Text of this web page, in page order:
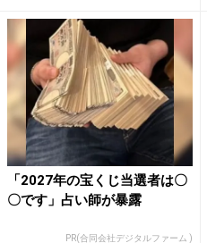
「2027年の宝くじ当選者は〇
〇です」占い師が暴露
PR(合同会社デジタルファーム )